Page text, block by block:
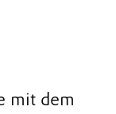
mit dem